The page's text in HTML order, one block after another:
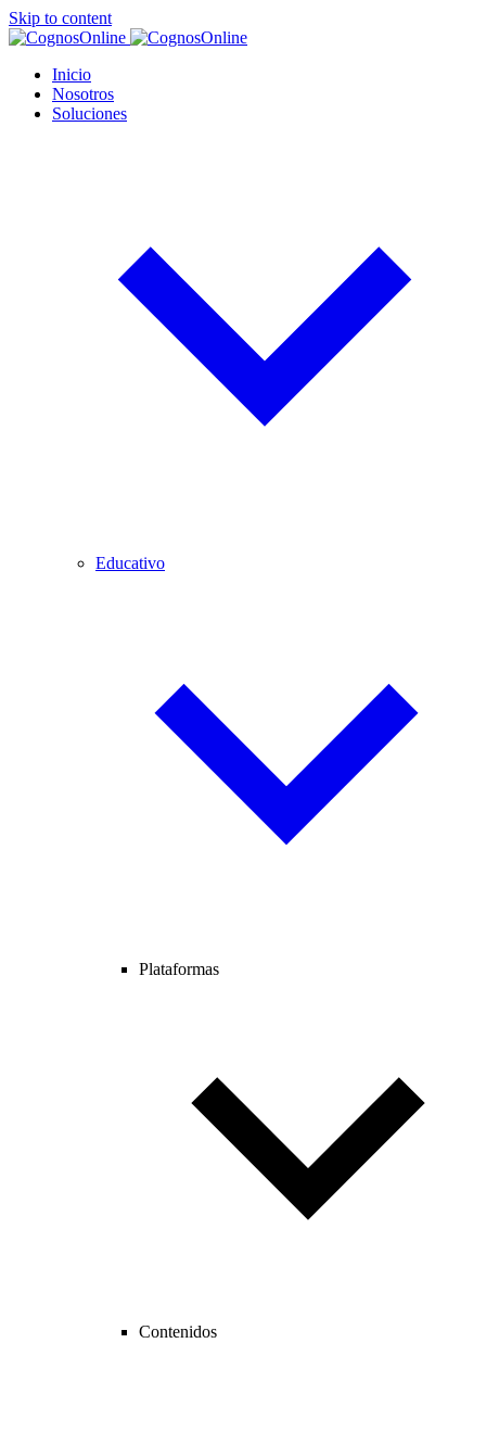
Skip to content
Inicio
Nosotros
Soluciones
Educativo
Plataformas
Contenidos